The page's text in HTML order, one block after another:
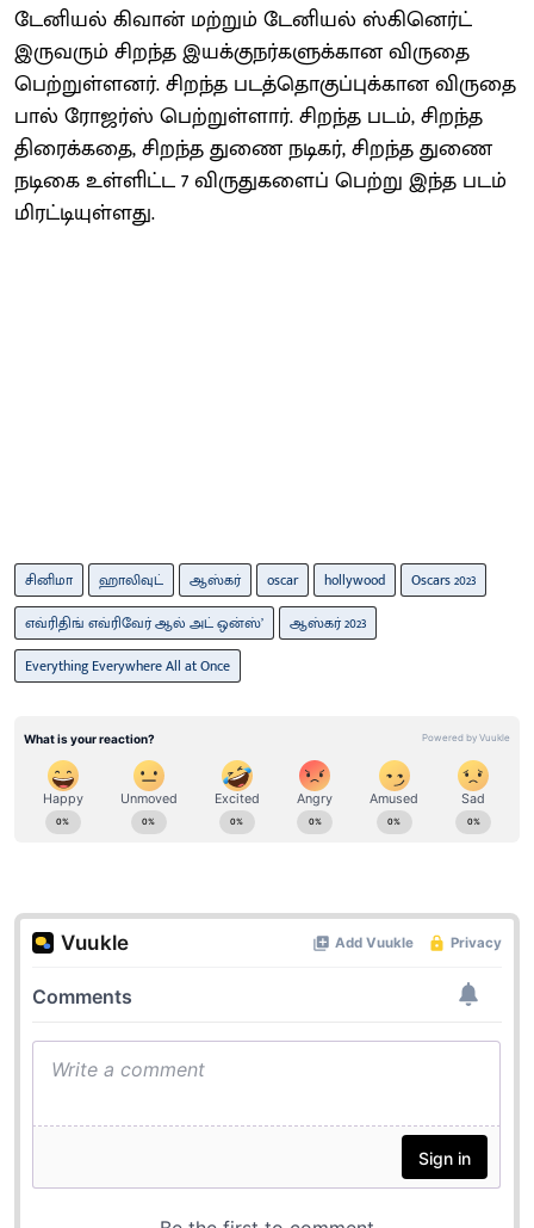
டேனியல் கிவான் மற்றும் டேனியல் ஸ்கினெர்ட்
இருவரும் சிறந்த இயக்குநர்களுக்கான விருதை
பெற்றுள்ளனர். சிறந்த படத்தொகுப்புக்கான விருதை
பால் ரோஜர்ஸ் பெற்றுள்ளார். சிறந்த படம், சிறந்த
திரைக்கதை, சிறந்த துணை நடிகர், சிறந்த துணை
நடிகை உள்ளிட்ட 7 விருதுகளைப் பெற்று இந்த படம்
மிரட்டியுள்ளது.
சினிமா ஹாலிவுட் ஆஸ்கர் oscar hollywood
Oscars 2023
எவ்ரிதிங் எவ்ரிவேர் ஆல் அட் ஒன்ஸ்’
ஆஸ்கர் 2023
Everything Everywhere All at Once